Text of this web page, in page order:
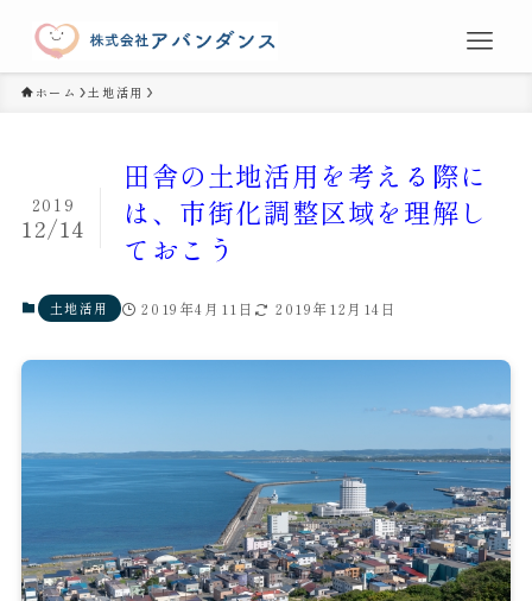
ホーム 土地活用
田舎の土地活用を考える際に
は、市街化調整区域を理解し
ておこう
2019
12/14
土地活用 2019年4月11日 2019年12月14日